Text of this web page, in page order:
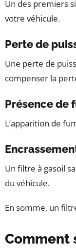
Un des premiers
votre véhicule.
Perte de
Une perte de
compenser la
Présence de
L’apparition de
Un filtre à gasoil
du véhicule.
En somme, un
Comment